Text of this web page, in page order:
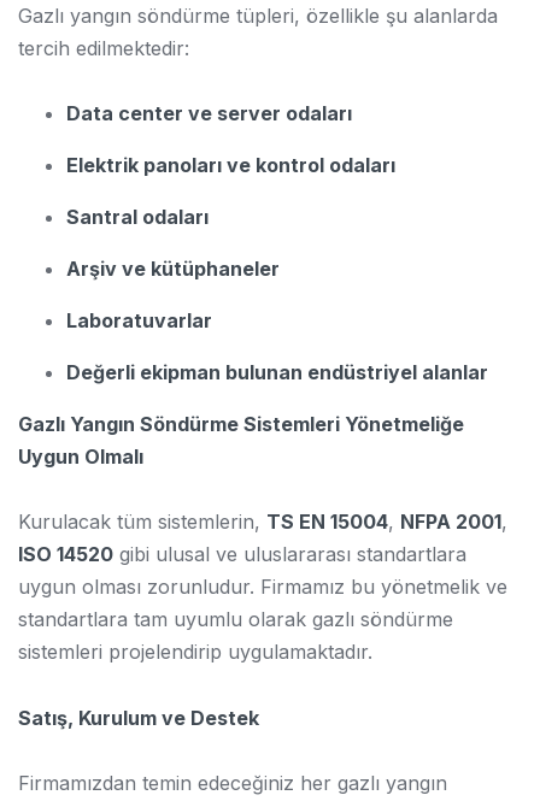
Gazlı yangın söndürme tüpleri, özellikle şu alanlarda
tercih edilmektedir:
Data center ve server odaları
Elektrik panoları ve kontrol odaları
Santral odaları
Arşiv ve kütüphaneler
Laboratuvarlar
Değerli ekipman bulunan endüstriyel alanlar
Gazlı Yangın Söndürme Sistemleri Yönetmeliğe
Uygun Olmalı
Kurulacak tüm sistemlerin, TS EN 15004, NFPA 2001,
ISO 14520 gibi ulusal ve uluslararası standartlara
uygun olması zorunludur. Firmamız bu yönetmelik ve
standartlara tam uyumlu olarak gazlı söndürme
sistemleri projelendirip uygulamaktadır.
Satış, Kurulum ve Destek
Firmamızdan temin edeceğiniz her gazlı yangın